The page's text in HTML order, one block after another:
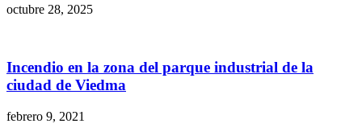
octubre 28, 2025
Incendio en la zona del parque industrial de la
ciudad de Viedma
febrero 9, 2021